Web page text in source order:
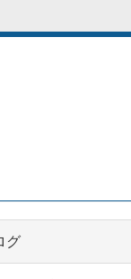
グ